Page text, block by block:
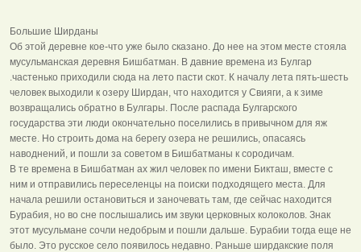
Большие Ширданы
Об этой деревне кое-что уже было сказано. До нее на этом месте стояла
мусульманская деревня Бишбатман. В давние времена из Булгар
.частенько приходили сюда на лето пасти скот. К началу лета пять-шесть
человек выходили к озеру Ширдан, что находится у Свияги, а к зиме
возвращались обратно в Булгары. После распада Булгарского
государства эти люди окончательно поселились в привычном для яж
месте. Но строить дома на берегу озера не решились, опасаясь
наводнений, и пошли за советом в Бишбатманы к сородичам.
В те времена в Бишбатман ах жил человек по имени Бикташ, вместе с
ним и отправились переселенцы на поиски подходящего места. Для
начала решили остановиться и заночевать там, где сейчас находится
Бурабия, но во сне послышались им звуки церковных колоколов. Знак
этот мусульмане сочли недобрым и пошли дальше. Бурабии тогда еще не
было. Это русское село появилось недавно. Раньше ширдакские поля